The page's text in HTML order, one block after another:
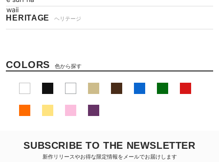
HERITAGE ヘリテージ
COLORS 色から探す
SUBSCRIBE TO THE NEWSLETTER
新作リリースやお得な限定情報をメールでお届けします